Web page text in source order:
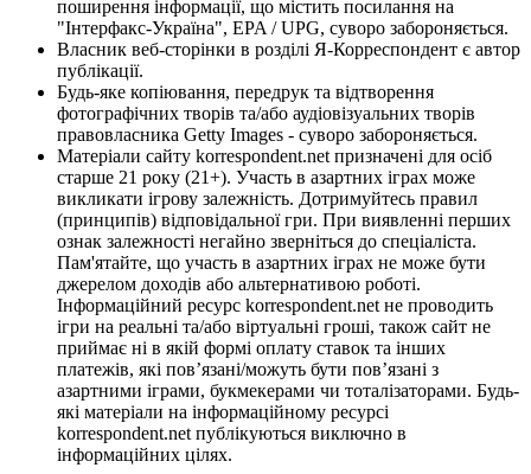
поширення інформації, що містить посилання на
"Інтерфакс-Україна", EPA / UPG, суворо забороняється.
Власник веб-сторінки в розділі Я-Корреспондент є автор
публікації.
Будь-яке копіювання, передрук та відтворення
фотографічних творів та/або аудіовізуальних творів
правовласника Getty Images - суворо забороняється.
Матеріали сайту korrespondent.net призначені для осіб
старше 21 року (21+). Участь в азартних іграх може
викликати ігрову залежність. Дотримуйтесь правил
(принципів) відповідальної гри. При виявленні перших
ознак залежності негайно зверніться до спеціаліста.
Пам'ятайте, що участь в азартних іграх не може бути
джерелом доходів або альтернативою роботі.
Інформаційний ресурс korrespondent.net не проводить
ігри на реальні та/або віртуальні гроші, також сайт не
приймає ні в якій формі оплату ставок та інших
платежів, які пов’язані/можуть бути пов’язані з
азартними іграми, букмекерами чи тоталізаторами. Будь-
які матеріали на інформаційному ресурсі
korrespondent.net публікуються виключно в
інформаційних цілях.